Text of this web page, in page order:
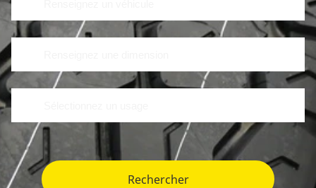
Rechercher